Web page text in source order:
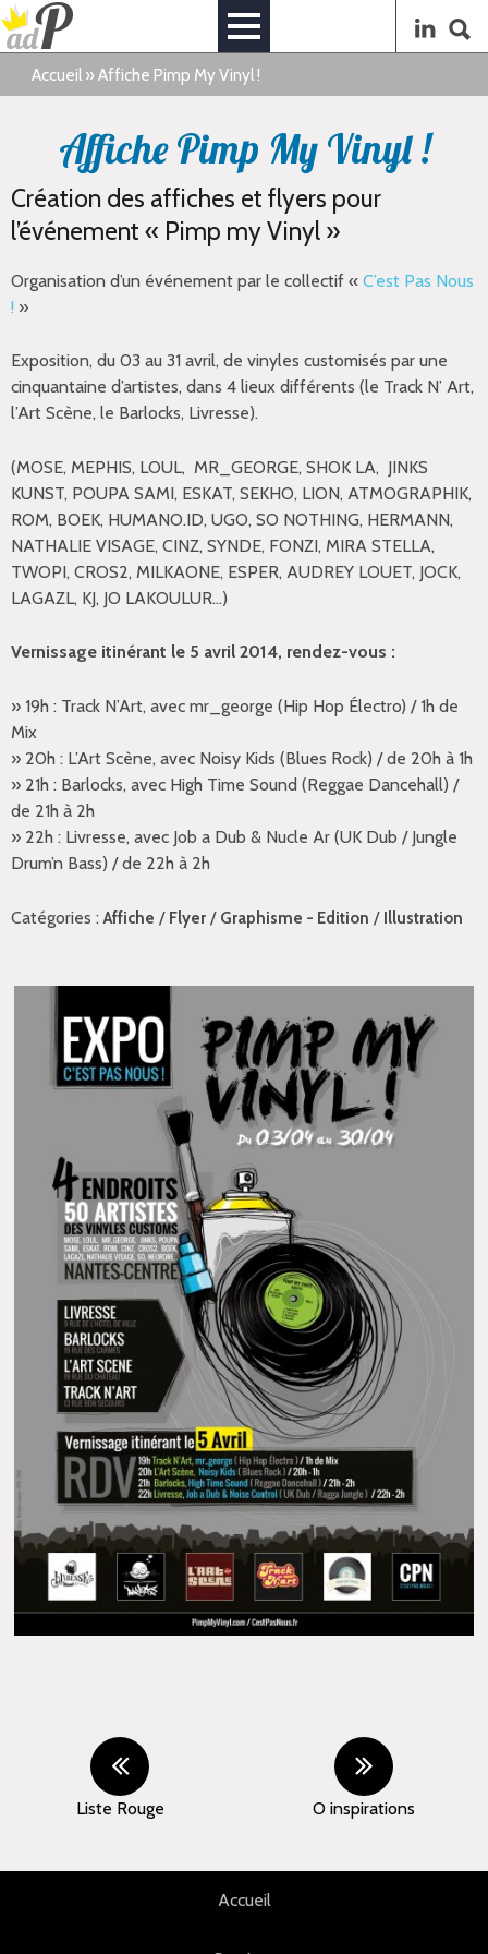
Accueil »Affiche Pimp My Vinyl !
Affiche Pimp My Vinyl !
Création des affiches et flyers pour
l’événement « Pimp my Vinyl »
Organisation d’un événement par le collectif « C’est Pas Nous
! »
Exposition, du 03 au 31 avril, de vinyles customisés par une
cinquantaine d’artistes, dans 4 lieux différents (le Track N’ Art,
l’Art Scène, le Barlocks, Livresse).
(MOSE, MEPHIS, LOUL, MR_GEORGE, SHOK LA, JINKS
KUNST, POUPA SAMI, ESKAT, SEKHO, LION, ATMOGRAPHIK,
ROM, BOEK, HUMANO.ID, UGO, SO NOTHING, HERMANN,
NATHALIE VISAGE, CINZ, SYNDE, FONZI, MIRA STELLA,
TWOPI, CROS2, MILKAONE, ESPER, AUDREY LOUET, JOCK,
LAGAZL, KJ, JO LAKOULUR…)
Vernissage itinérant le 5 avril 2014, rendez-vous :
» 19h : Track N’Art, avec mr_george (Hip Hop Électro) / 1h de
Mix
» 20h : L’Art Scène, avec Noisy Kids (Blues Rock) / de 20h à 1h
» 21h : Barlocks, avec High Time Sound (Reggae Dancehall) /
de 21h à 2h
» 22h : Livresse, avec Job a Dub & Nucle Ar (UK Dub / Jungle
Drum’n Bass) / de 22h à 2h
Catégories : Affiche / Flyer / Graphisme - Edition / Illustration
Liste Rouge O inspirations
Accueil